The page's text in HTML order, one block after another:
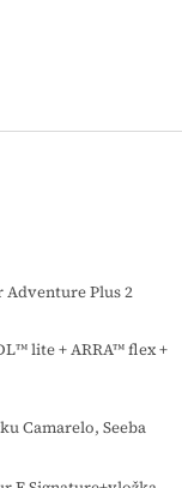
Adventure Plus 2
lite + ARRA™ flex +
Camarelo, Seeba